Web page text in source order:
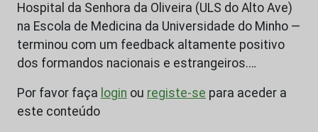
Hospital da Senhora da Oliveira (ULS do Alto Ave)
na Escola de Medicina da Universidade do Minho —
terminou com um feedback altamente positivo
dos formandos nacionais e estrangeiros.…
Por favor faça login ou registe-se para aceder a
este conteúdo